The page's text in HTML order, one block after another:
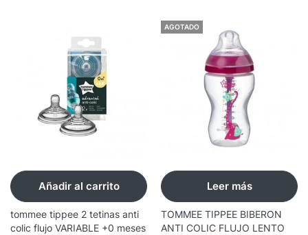
Añadir al carrito
tommee tippee 2 tetinas anti
colic flujo VARIABLE +0 meses
AGOTADO
Leer más
TOMMEE TIPPEE BIBERON
ANTI COLIC FLUJO LENTO